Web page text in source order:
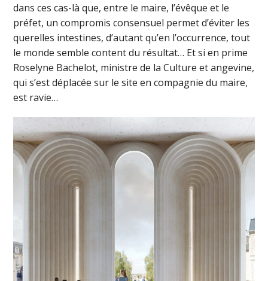
dans ces cas-là que, entre le maire, l’évêque et le
préfet, un compromis consensuel permet d’éviter les
querelles intestines, d’autant qu’en l’occurrence, tout
le monde semble content du résultat… Et si en prime
Roselyne Bachelot, ministre de la Culture et angevine,
qui s’est déplacée sur le site en compagnie du maire,
est ravie…